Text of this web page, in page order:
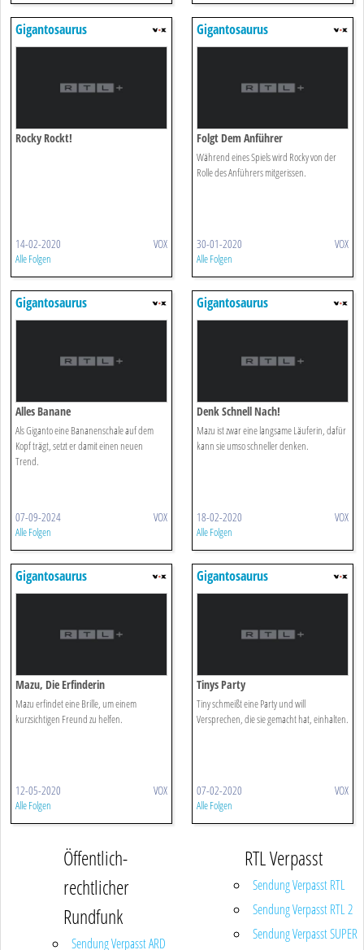
Gigantosaurus
Rocky Rockt!
14-02-2020 VOX
Alle Folgen
Gigantosaurus
Folgt Dem Anführer
Während eines Spiels wird Rocky von der
Rolle des Anführers mitgerissen.
30-01-2020 VOX
Alle Folgen
Gigantosaurus
Alles Banane
Als Giganto eine Bananenschale auf dem
Kopf trägt, setzt er damit einen neuen
Trend.
07-09-2024 VOX
Alle Folgen
Gigantosaurus
Denk Schnell Nach!
Mazu ist zwar eine langsame Läuferin, dafür
kann sie umso schneller denken.
18-02-2020 VOX
Alle Folgen
Gigantosaurus
Mazu, Die Erfinderin
Mazu erfindet eine Brille, um einem
kurzsichtigen Freund zu helfen.
12-05-2020 VOX
Alle Folgen
Gigantosaurus
Tinys Party
Tiny schmeißt eine Party und will
Versprechen, die sie gemacht hat, einhalten.
07-02-2020 VOX
Alle Folgen
Öffentlich-
rechtlicher
Rundfunk
Sendung Verpasst ARD
RTL Verpasst
Sendung Verpasst RTL
Sendung Verpasst RTL 2
Sendung Verpasst SUPER